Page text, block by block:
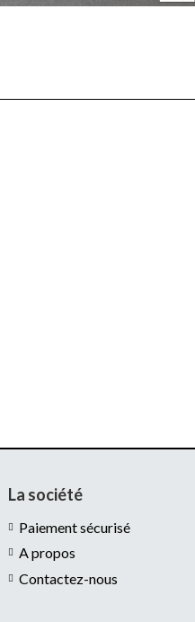
La société
Paiement sécurisé
A propos
Contactez-nous